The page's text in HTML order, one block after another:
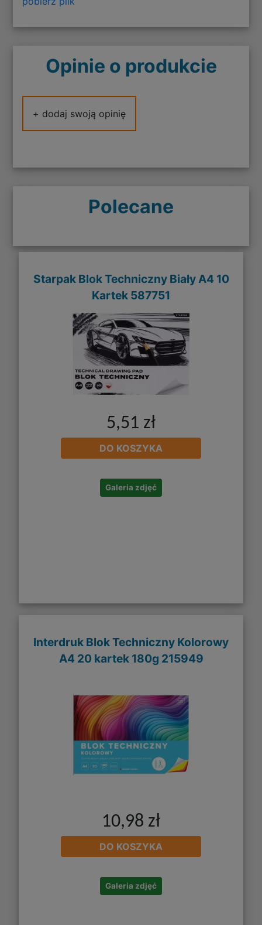
Opinie o produkcie
+ dodaj swoją opinię
Polecane
Starpak Blok Techniczny Biały A4 10
Kartek 587751
5,51 zł
DO KOSZYKA
Galeria zdjęć
Interdruk Blok Techniczny Kolorowy
A4 20 kartek 180g 215949
10,98 zł
DO KOSZYKA
Galeria zdjęć